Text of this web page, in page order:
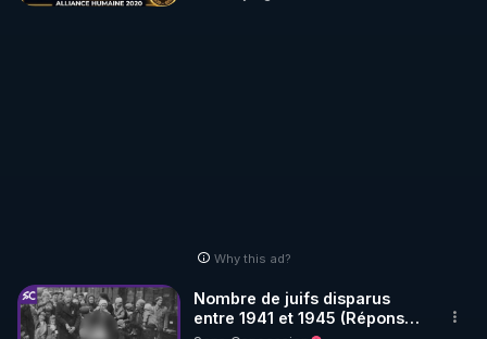
https://solidarita.net/CDL-France-mensonges
Publication de cette vidéo : lundi 25 octobre 2021
Why this ad?
Nombre de juifs disparus
entre 1941 et 1945 (Réponse